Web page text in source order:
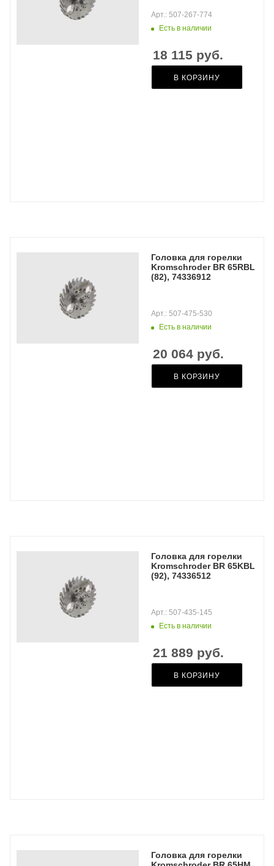
Есть в наличии
Арт.: 507-267-774
18 115 руб.
В КОРЗИНУ
Головка для горелки
Kromschroder BR 65RBL
(82), 74336912
Есть в наличии
Арт.: 507-475-530
20 064 руб.
В КОРЗИНУ
Головка для горелки
Kromschroder BR 65KBL
(92), 74336512
Есть в наличии
Арт.: 507-435-145
21 889 руб.
В КОРЗИНУ
Головка для горелки